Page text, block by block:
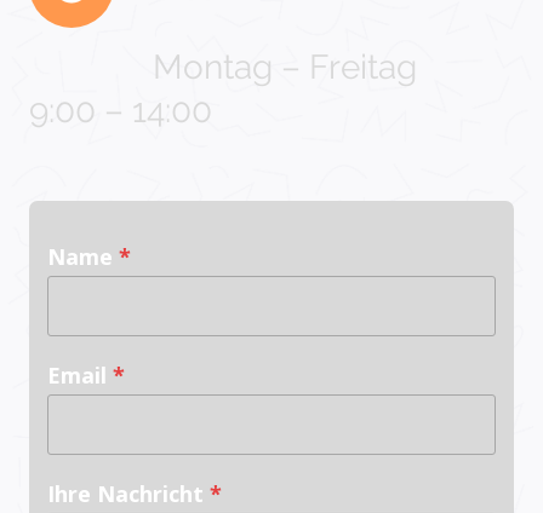
Montag – Freitag
9:00 – 14:00
Name *
Email *
Ihre Nachricht *